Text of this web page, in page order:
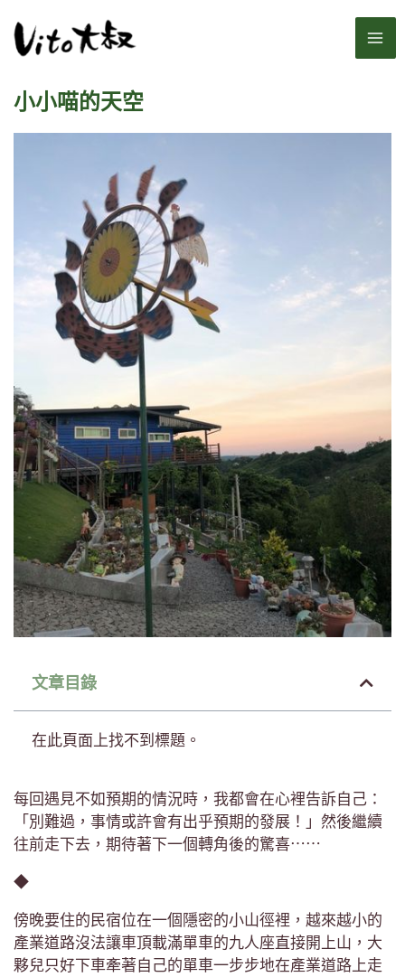
至
內小小喵的天空
文章目錄
在此頁面上找不到標題。
每回遇見不如預期的情況時，我都會在心裡告訴自己：
「別難過，事情或許會有出乎預期的發展！」然後繼續
往前走下去，期待著下一個轉角後的驚喜⋯⋯
◆
傍晚要住的民宿位在一個隱密的小山徑裡，越來越小的
產業道路沒法讓車頂載滿單車的九人座直接開上山，大
夥兒只好下車牽著自己的單車一步步地在產業道路上走